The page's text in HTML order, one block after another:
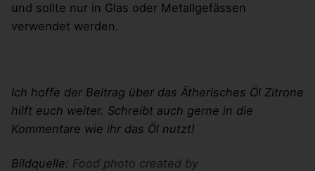
und sollte nur in Glas oder Metallgefässen
verwendet werden.
Ich hoffe der Beitrag über das Ätherisches Öl Zitrone
hilft euch weiter. Schreibt auch gerne in die
Kommentare wie ihr das Öl nutzt!
Bildquelle: Food photo created by